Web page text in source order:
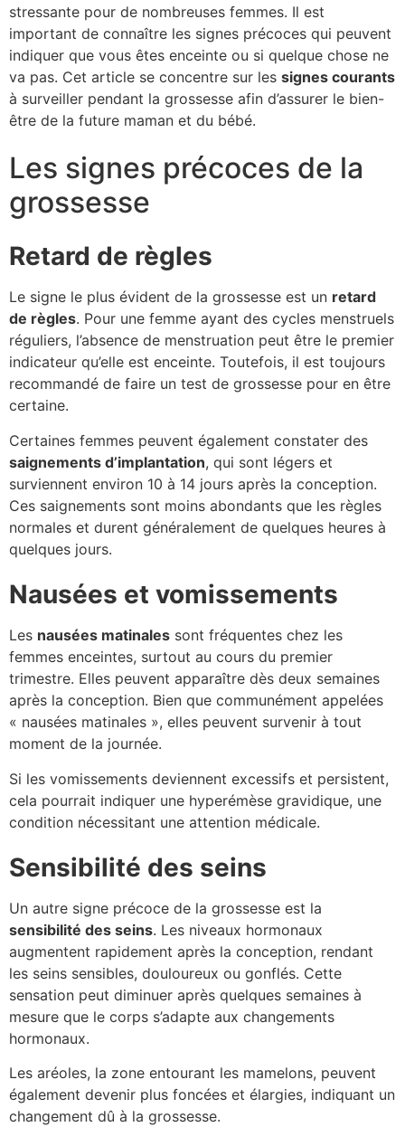
stressante pour de nombreuses femmes. Il est
important de connaître les signes précoces qui peuvent
indiquer que vous êtes enceinte ou si quelque chose ne
va pas. Cet article se concentre sur les signes courants
à surveiller pendant la grossesse afin d’assurer le bien-
être de la future maman et du bébé.
Les signes précoces de la
grossesse
Retard de règles
Le signe le plus évident de la grossesse est un retard
de règles. Pour une femme ayant des cycles menstruels
réguliers, l’absence de menstruation peut être le premier
indicateur qu’elle est enceinte. Toutefois, il est toujours
recommandé de faire un test de grossesse pour en être
certaine.
Certaines femmes peuvent également constater des
saignements d’implantation, qui sont légers et
surviennent environ 10 à 14 jours après la conception.
Ces saignements sont moins abondants que les règles
normales et durent généralement de quelques heures à
quelques jours.
Nausées et vomissements
Les nausées matinales sont fréquentes chez les
femmes enceintes, surtout au cours du premier
trimestre. Elles peuvent apparaître dès deux semaines
après la conception. Bien que communément appelées
« nausées matinales », elles peuvent survenir à tout
moment de la journée.
Si les vomissements deviennent excessifs et persistent,
cela pourrait indiquer une hyperémèse gravidique, une
condition nécessitant une attention médicale.
Sensibilité des seins
Un autre signe précoce de la grossesse est la
sensibilité des seins. Les niveaux hormonaux
augmentent rapidement après la conception, rendant
les seins sensibles, douloureux ou gonflés. Cette
sensation peut diminuer après quelques semaines à
mesure que le corps s’adapte aux changements
hormonaux.
Les aréoles, la zone entourant les mamelons, peuvent
également devenir plus foncées et élargies, indiquant un
changement dû à la grossesse.